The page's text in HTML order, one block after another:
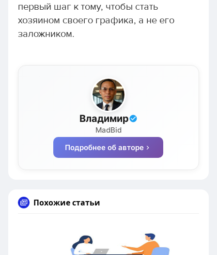
первый шаг к тому, чтобы стать
хозяином своего графика, а не его
заложником.
Владимир
MadBid
Подробнее об авторе
Похожие статьи